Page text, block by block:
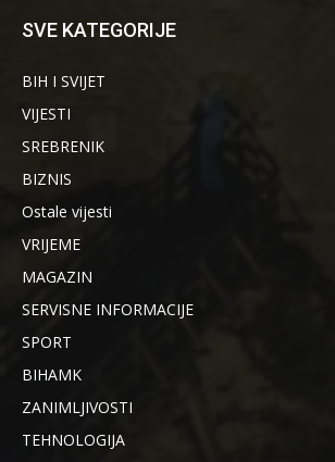
SVE KATEGORIJE
BIH I SVIJET
VIJESTI
SREBRENIK
BIZNIS
Ostale vijesti
VRIJEME
MAGAZIN
SERVISNE INFORMACIJE
SPORT
BIHAMK
ZANIMLJIVOSTI
TEHNOLOGIJA